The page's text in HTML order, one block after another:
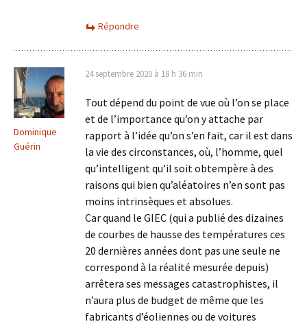
Répondre
Dominique
Guérin
24 septembre 2020 à 18 h 36 min
Tout dépend du point de vue où l’on se place
et de l’importance qu’on y attache par
rapport à l’idée qu’on s’en fait, car il est dans
la vie des circonstances, où, l’homme, quel
qu’intelligent qu’il soit obtempère à des
raisons qui bien qu’aléatoires n’en sont pas
moins intrinsèques et absolues.
Car quand le GIEC (qui a publié des dizaines
de courbes de hausse des températures ces
20 dernières années dont pas une seule ne
correspond à la réalité mesurée depuis)
arrêtera ses messages catastrophistes, il
n’aura plus de budget de même que les
fabricants d’éoliennes ou de voitures